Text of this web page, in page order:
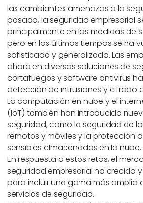
las cambiantes amenazas a la
pasado, la seguridad empresarial
principalmente en las medidas de
pero en los últimos tiempos se ha
sofisticada y generalizada. Las
ahora en diversas soluciones de
cortafuegos y software antivirus
detección de intrusiones y cifrado
La computación en nube y el
(IoT) también han introducido
seguridad, como la seguridad de
remotos y móviles y la protección
sensibles almacenados en la nube.
En respuesta a estos retos, el
seguridad empresarial ha crecido
para incluir una gama más amplia
servicios de seguridad.